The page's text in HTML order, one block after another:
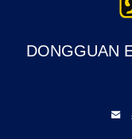
DONGGUAN